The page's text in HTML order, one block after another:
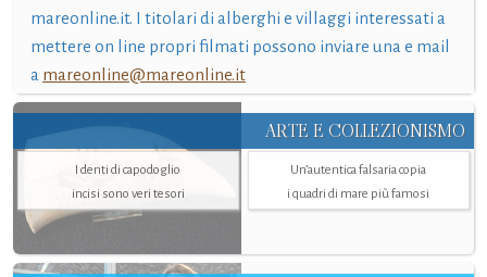
mareonline.it. I titolari di alberghi e villaggi interessati a
mettere on line propri filmati possono inviare una e mail
a mareonline@mareonline.it
ARTE E COLLEZIONISMO
I denti di capodoglio
incisi sono veri tesori
Un’autentica falsaria copia
i quadri di mare più famosi